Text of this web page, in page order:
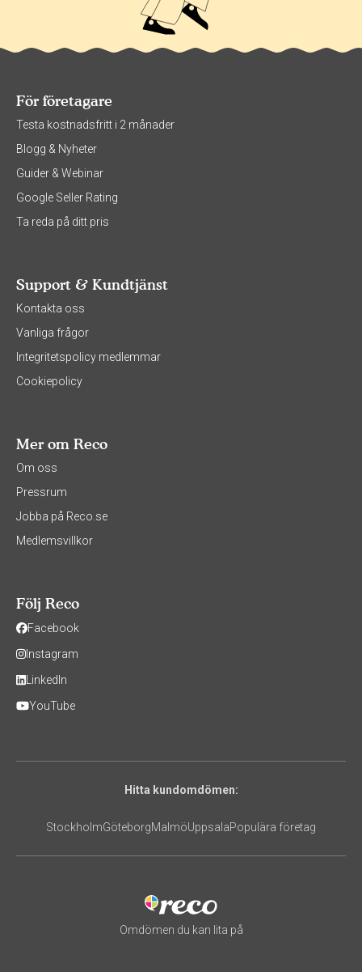
För företagare
Testa kostnadsfritt i 2 månader
Blogg & Nyheter
Guider & Webinar
Google Seller Rating
Ta reda på ditt pris
Support & Kundtjänst
Kontakta oss
Vanliga frågor
Integritetspolicy medlemmar
Cookiepolicy
Mer om Reco
Om oss
Pressrum
Jobba på Reco.se
Medlemsvillkor
Följ Reco
Facebook
Instagram
LinkedIn
YouTube
Hitta kundomdömen:
StockholmGöteborgMalmöUppsalaPopulära företag
Omdömen du kan lita på